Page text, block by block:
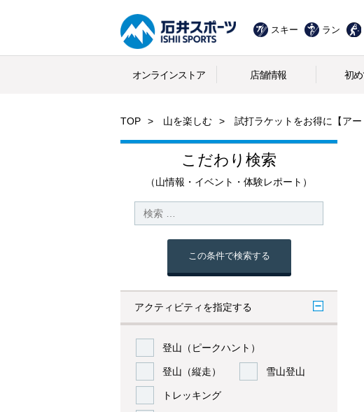
スキー ラン
オンラインストア 店舗情報 初
TOP 山を楽しむ 試打ラケットをお得に【アー
こだわり検索
（山情報・イベント・体験レポート）
この条件で検索する
アクティビティを指定する
登山（ピークハント）
登山（縦走） 雪山登山
トレッキング